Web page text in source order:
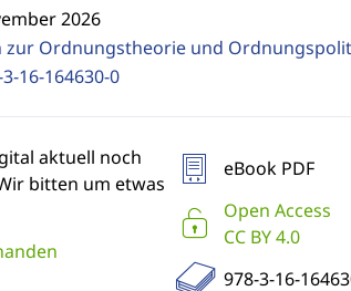
2026
zur Ordnungstheorie und
16-164630-0
aktuell noch
bitten um etwas
eBook PDF
Open Access
CC BY 4.0
978-3-16-